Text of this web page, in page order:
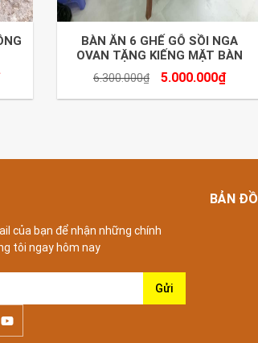
BÀN ĂN 6 GHẾ GỖ SỒI NGA
OVAN TẶNG KIẾNG MẶT BÀN
6.300.000₫ 5.000.000₫
của bạn để nhận những chính
tôi ngay hôm nay
BẢN ĐỒ